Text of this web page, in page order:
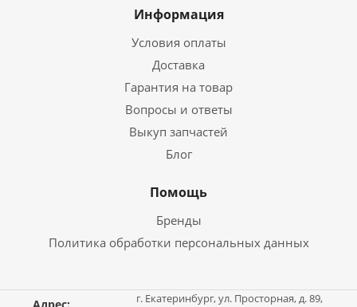
Информация
Условия оплаты
Доставка
Гарантия на товар
Вопросы и ответы
Выкуп запчастей
Блог
Помощь
Бренды
Политика обработки персональных данных
г. Екатеринбург, ул. Просторная, д. 89,